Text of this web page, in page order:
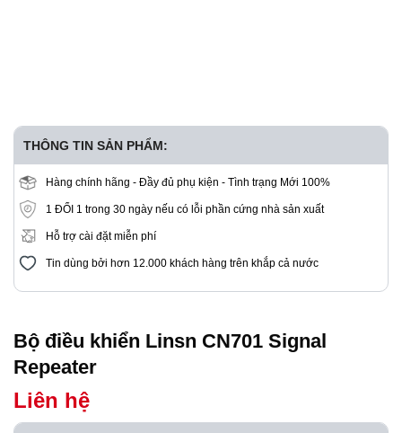
THÔNG TIN SẢN PHẨM:
Hàng chính hãng - Đầy đủ phụ kiện - Tình trạng Mới 100%
1 ĐỔI 1 trong 30 ngày nếu có lỗi phần cứng nhà sản xuất
Hỗ trợ cài đặt miễn phí
Tin dùng bởi hơn 12.000 khách hàng trên khắp cả nước
Bộ điều khiển Linsn CN701 Signal
Repeater
Liên hệ